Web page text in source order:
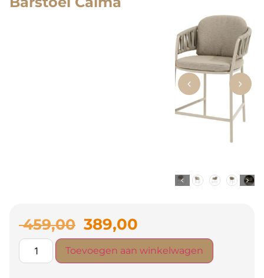
459,00 389,00
Toevoegen aan winkelwagen